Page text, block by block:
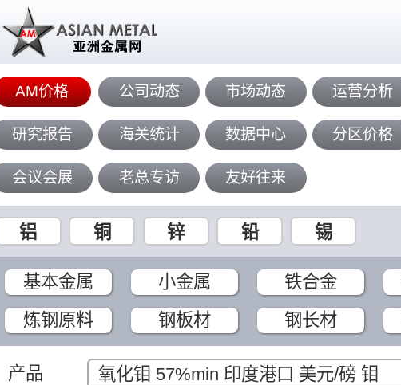
AM价格 公司动态 市场动态 运营分析
研究报告 海关统计 数据中心 分区价格
会议会展 老总专访 友好往来
铝 铜 锌 铅 锡
基本金属 小金属 铁合金
炼钢原料
钢板材 钢长材
产品 氧化钼 57%min 印度港口 美元/磅 钼